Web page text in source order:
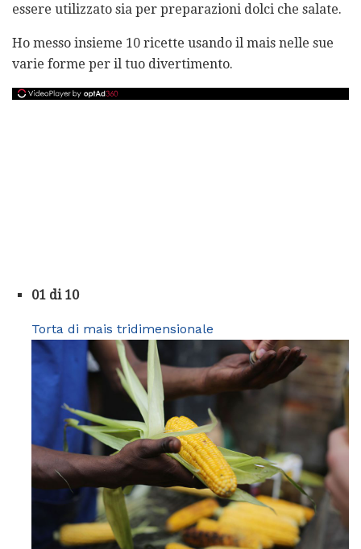
essere utilizzato sia per preparazioni dolci che salate.
Ho messo insieme 10 ricette usando il mais nelle sue
varie forme per il tuo divertimento.
01 di 10
Torta di mais tridimensionale